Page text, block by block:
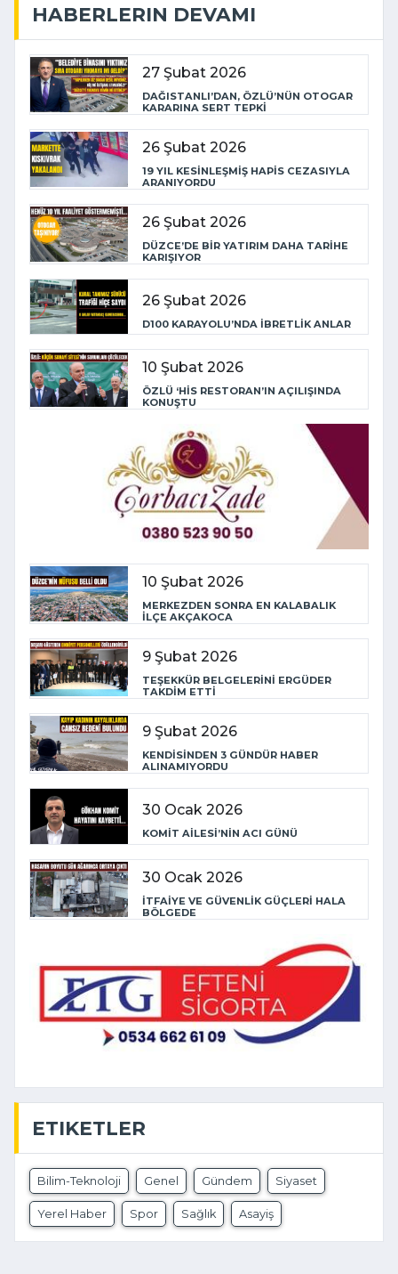
HABERLERIN DEVAMI
27 Şubat 2026
DAĞISTANLI’DAN, ÖZLÜ’NÜN OTOGAR
KARARINA SERT TEPKİ
26 Şubat 2026
19 YIL KESİNLEŞMİŞ HAPİS CEZASIYLA
ARANIYORDU
26 Şubat 2026
DÜZCE’DE BİR YATIRIM DAHA TARİHE
KARIŞIYOR
26 Şubat 2026
D100 KARAYOLU’NDA İBRETLİK ANLAR
10 Şubat 2026
ÖZLÜ ‘HİS RESTORAN’IN AÇILIŞINDA
KONUŞTU
10 Şubat 2026
MERKEZDEN SONRA EN KALABALIK
İLÇE AKÇAKOCA
9 Şubat 2026
TEŞEKKÜR BELGELERİNİ ERGÜDER
TAKDİM ETTİ
9 Şubat 2026
KENDİSİNDEN 3 GÜNDÜR HABER
ALINAMIYORDU
30 Ocak 2026
KOMİT AİLESİ’NİN ACI GÜNÜ
30 Ocak 2026
İTFAİYE VE GÜVENLİK GÜÇLERİ HALA
BÖLGEDE
ETIKETLER
Bilim-Teknoloji Genel Gündem Siyaset
Yerel Haber Spor Sağlık Asayiş